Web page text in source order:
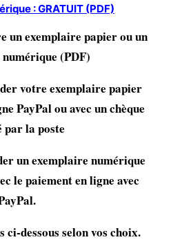
: GRATUIT (PDF)
un exemplaire papier ou un
(PDF)
votre exemplaire papier
PayPal ou avec un chèque
par la poste
un exemplaire numérique
le paiement en ligne avec
dessous selon vos choix.